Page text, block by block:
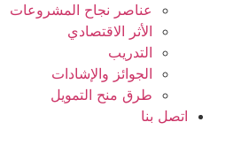
عناصر نجاح المشروعات
الأثر الاقتصادي
التدريب
الجوائز والإشادات
طرق منح التمويل
اتصل بنا